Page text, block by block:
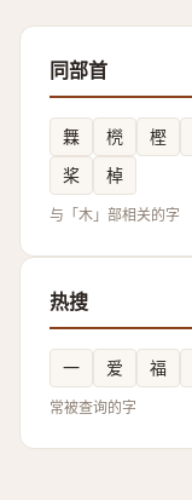
同部首
橆 橩 樫
桨
棹
与「木」部相关的字
热搜
一 爱 福
常被查询的字